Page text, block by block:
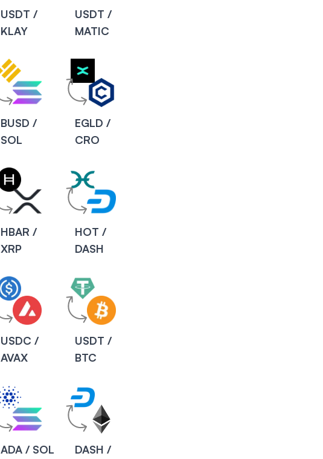
USDT /
KLAY
USDT /
MATIC
BUSD /
SOL
EGLD /
CRO
HBAR /
XRP
HOT /
DASH
USDC /
AVAX
USDT /
BTC
ADA / SOL
DASH /